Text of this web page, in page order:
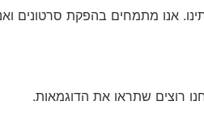
אנו מתמחים בהפקת סרטונים
רוצים שתראו את הדוגמאות.